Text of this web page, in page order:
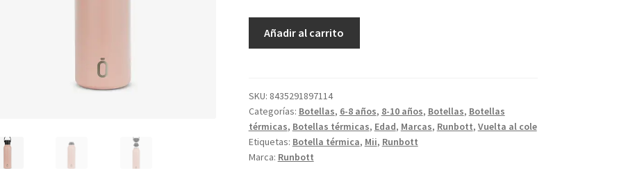
cantidad
Añadir al carrito
SKU: 8435291897114
Categorías: Botellas, 6-8 años, 8-10 años, Botellas, Botellas
térmicas, Botellas térmicas, Edad, Marcas, Runbott, Vuelta al cole
Etiquetas: Botella térmica, Mii, Runbott
Marca: Runbott